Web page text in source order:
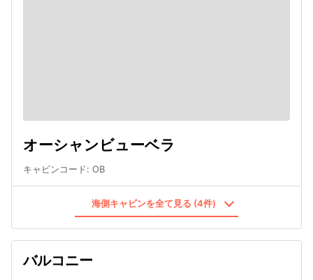
オーシャンビューベラ
キャビンコード: OB
海側キャビンを全て見る (4件)
バルコニー